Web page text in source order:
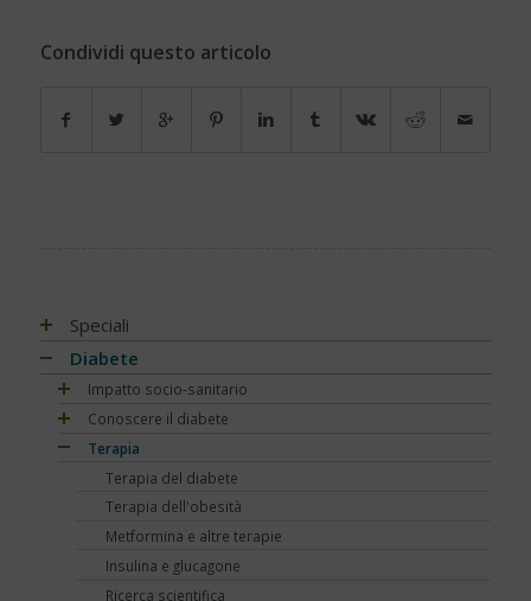
Condividi questo articolo
Speciali
Antiossidanti e radicali liberi
Assistenza e diabete
Associazioni di pazienti con diabete
Automonitoraggio glicemia
Centenario dell'insulina
COVID-19 e diabete
Diabete e obesità
Diabete, obesità e attività fisica
Diabete e celiachia
Diabete
Impatto socio-sanitario
Mondo, Europa
Italia
Regioni
Conoscere il diabete
Che cos'è il diabete
Sintesi e ruolo dell'insulina
Tutto sulla glicemia
Fattori di rischio
Prediabete
Principali tipi
Terapia
Terapia del diabete
Terapia dell'obesità
Metformina e altre terapie
Insulina e glucagone
Ricerca scientifica